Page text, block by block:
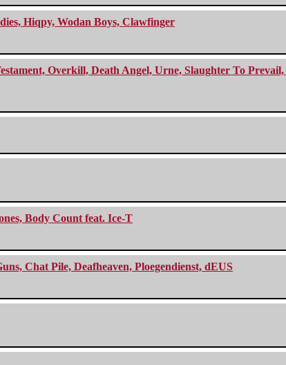
Hiqpy, Wodan Boys, Clawfinger
Overkill, Death Angel, Urne, Slaughter To
Body Count feat. Ice-T
Chat Pile, Deafheaven, Ploegendienst, dEUS